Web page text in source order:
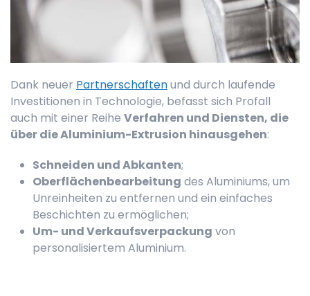
Dank neuer Partnerschaftenund durch laufende
Investitionen in Technologie, befasst sich Profall
auch mit einer Reihe Verfahren und Diensten, die
über die Aluminium-Extrusion hinausgehen:
Schneiden und Abkanten;
Oberflächenbearbeitung des Aluminiums, um
Unreinheiten zu entfernen und ein einfaches
Beschichten zu ermöglichen;
Um- und Verkaufsverpackung von
personalisiertem Aluminium.